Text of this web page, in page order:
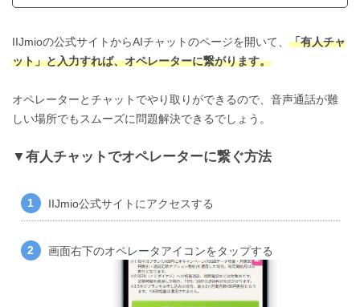
IIJmioの公式サイトからAIチャットのページを開いて、 「有人チャ
ット」と入力すれば、オペレーターに繋がります。
オペレーターとチャットでやり取りができるので、音声通話が難
しい場所でもスムーズに問題解決できるでしょう。
有人チャットでオペレーターに繋ぐ方法
IIJmio公式サイトにアクセスする
画面右下のオペレータアイコンをタップする